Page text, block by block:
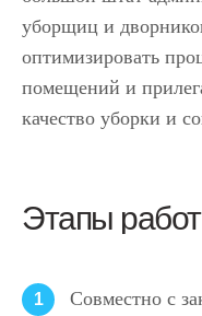
уборщиц и
оптимизировать
помещений и
качество уборки и
Этапы
1
Совместно с